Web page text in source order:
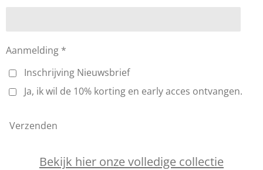
Aanmelding *
Inschrijving Nieuwsbrief
Ja, ik wil de 10% korting en early acces ontvangen.
Verzenden
Bekijk hier onze volledige collectie